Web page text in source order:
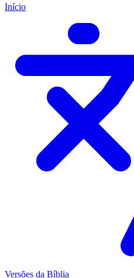
Início
Versões da Bíblia